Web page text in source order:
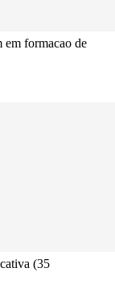
em formacao de
(35